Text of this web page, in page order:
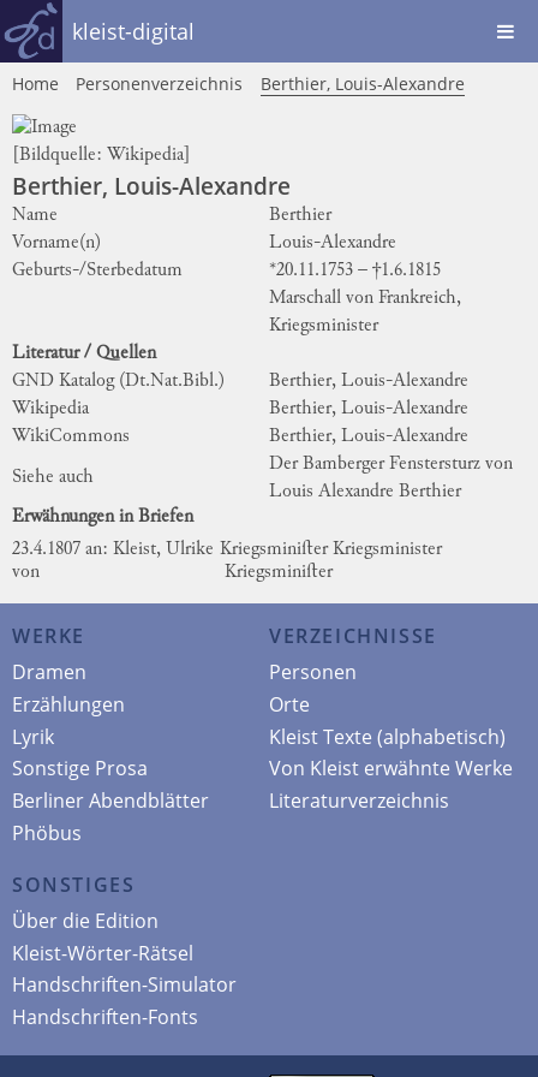
kleist-digital
Home Personenverzeichnis Berthier, Louis-Alexandre
[Bildquelle: Wikipedia
Berthier, Louis-Alexandre
Name
Berthier
Vorname(n)
Louis-Alexandre
Geburts-/Sterbedatum
*20.11.1753 – †1.6.1815
Marschall von Frankreich,
Kriegsminister
Literatur / Quellen
GND Katalog (Dt.Nat.Bibl.)
Berthier, Louis-Alexandre
Wikipedia
Berthier, Louis-Alexandre
WikiCommons
Berthier, Louis-Alexandre
Siehe auch
Der Bamberger Fenstersturz von
Louis Alexandre Berthier
Erwähnungen in Briefen
23.4.1807 an: Kleist, Ulrike
von
Kriegsminiſter Kriegsminister
Kriegsminiſter
WERKE
Dramen
Erzählungen
Lyrik
Sonstige Prosa
Berliner Abendblätter
Phöbus
VERZEICHNISSE
Personen
Orte
Kleist Texte (alphabetisch)
Von Kleist erwähnte Werke
Literaturverzeichnis
SONSTIGES
Über die Edition
Kleist-Wörter-Rätsel
Handschriften-Simulator
Handschriften-Fonts